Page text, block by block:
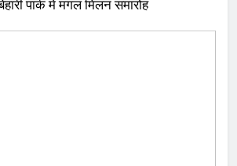
पार्क में मंगल मिलन समारोह